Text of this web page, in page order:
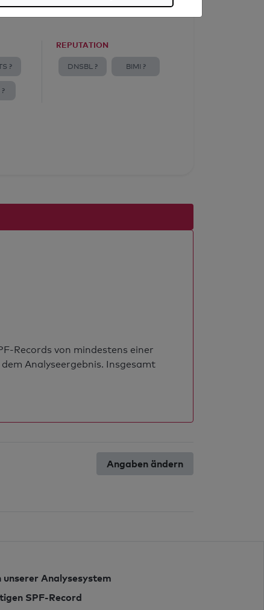
?
REPUTATION
DNSBL ? BIMI ?
Records von mindestens einer
Analyseergebnis. Insgesamt
Angaben ändern
unserer Analysesystem
SPF-Record